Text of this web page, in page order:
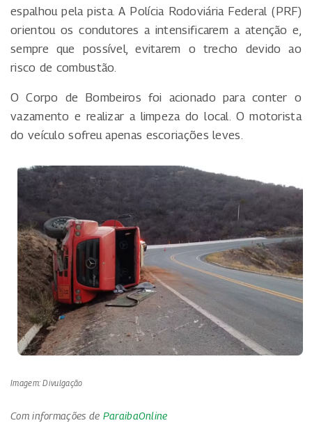
espalhou pela pista. A Polícia Rodoviária Federal (PRF)
orientou os condutores a intensificarem a atenção e,
sempre que possível, evitarem o trecho devido ao
risco de combustão.
O Corpo de Bombeiros foi acionado para conter o
vazamento e realizar a limpeza do local. O motorista
do veículo sofreu apenas escoriações leves.
Imagem: Divulgação
Com informações de ParaibaOnline